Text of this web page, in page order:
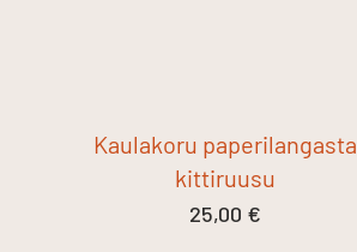
Kaulakoru paperilangasta
kittiruusu
25,00 €